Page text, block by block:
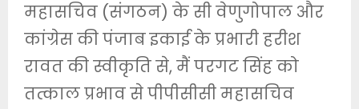
महासचिव (संगठन) के सी वेणुगोपाल और
कांग्रेस की पंजाब इकाई के प्रभारी हरीश
रावत की स्वीकृति से, मैं परगट सिंह को
तत्काल प्रभाव से पीपीसीसी महासचिव